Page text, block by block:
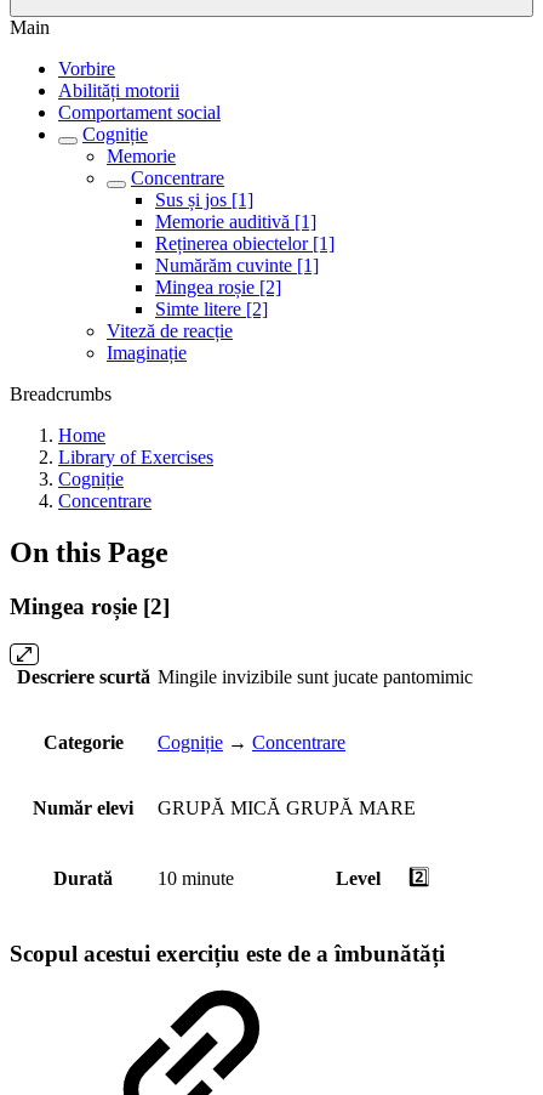
Main
Vorbire
Abilități motorii
Comportament social
Cogniție
Memorie
Concentrare
Sus și jos [1]
Memorie auditivă [1]
Reținerea obiectelor [1]
Numărăm cuvinte [1]
Mingea roșie [2]
Simte litere [2]
Viteză de reacție
Imaginație
Breadcrumbs
Home
Library of Exercises
Cogniție
Concentrare
On this Page
Mingea roșie [2]
Descriere scurtă Mingile invizibile sunt jucate pantomimic
Categorie Cogniție → Concentrare
Număr elevi GRUPĂ MICĂ GRUPĂ MARE
Durată 10 minute Level 2️⃣
Scopul acestui exercițiu este de a îmbunătăți